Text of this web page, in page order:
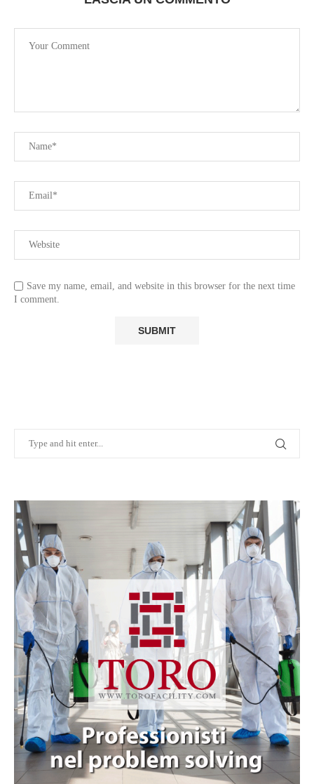
Save my name, email, and website in this browser for the next time
I comment.